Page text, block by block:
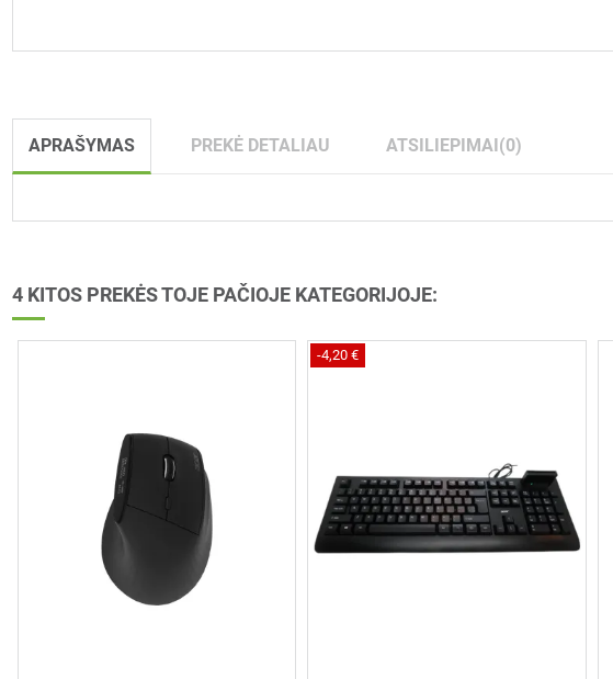
APRAŠYMAS PREKĖ DETALIAU ATSILIEPIMAI (0)
4 KITOS PREKĖS TOJE PAČIOJE KATEGORIJOJE:
-4,20 €